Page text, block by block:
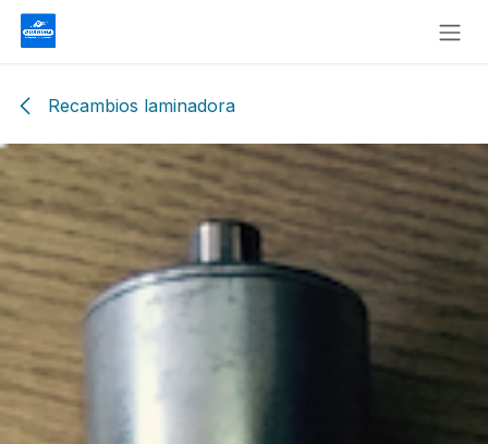
Skip to Content
Recambios laminadora